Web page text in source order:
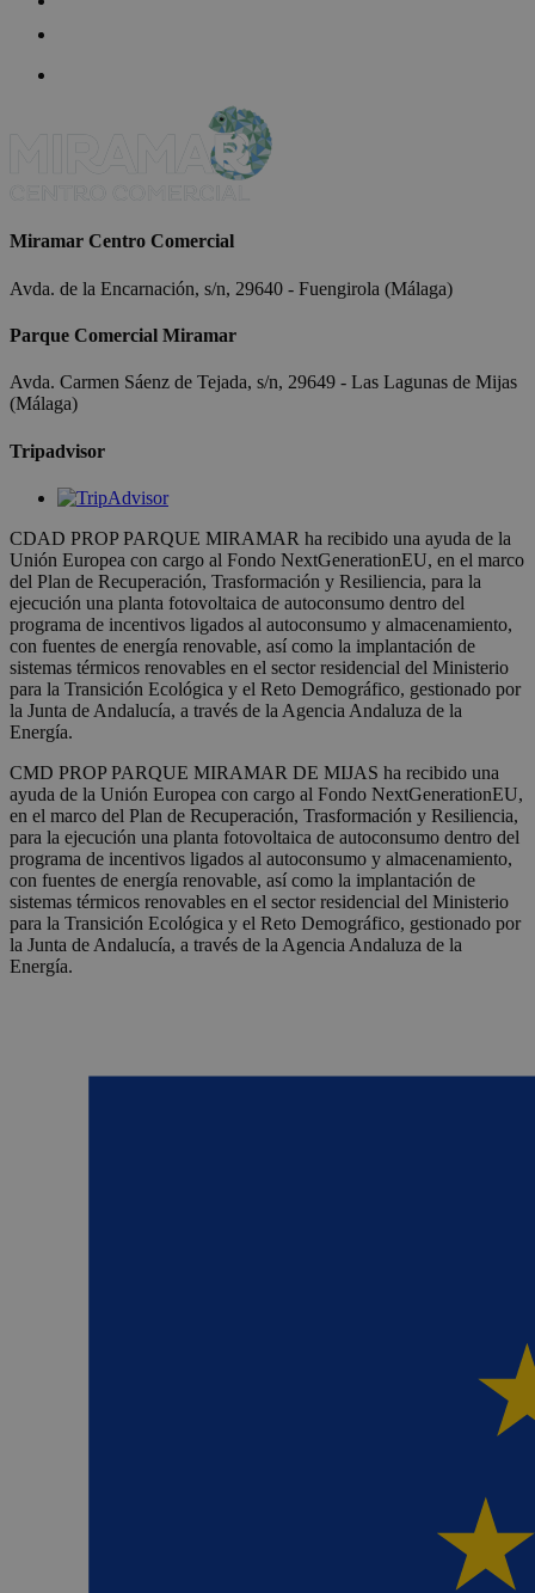
Miramar Centro Comercial
Avda. de la Encarnación, s/n, 29640 - Fuengirola (Málaga)
Parque Comercial Miramar
Avda. Carmen Sáenz de Tejada, s/n, 29649 - Las Lagunas de Mijas
(Málaga)
Tripadvisor
CDAD PROP PARQUE MIRAMAR ha recibido una ayuda de la
Unión Europea con cargo al Fondo NextGenerationEU, en el marco
del Plan de Recuperación, Trasformación y Resiliencia, para la
ejecución una planta fotovoltaica de autoconsumo dentro del
programa de incentivos ligados al autoconsumo y almacenamiento,
con fuentes de energía renovable, así como la implantación de
sistemas térmicos renovables en el sector residencial del Ministerio
para la Transición Ecológica y el Reto Demográfico, gestionado por
la Junta de Andalucía, a través de la Agencia Andaluza de la
Energía.
CMD PROP PARQUE MIRAMAR DE MIJAS ha recibido una
ayuda de la Unión Europea con cargo al Fondo NextGenerationEU,
en el marco del Plan de Recuperación, Trasformación y Resiliencia,
para la ejecución una planta fotovoltaica de autoconsumo dentro del
programa de incentivos ligados al autoconsumo y almacenamiento,
con fuentes de energía renovable, así como la implantación de
sistemas térmicos renovables en el sector residencial del Ministerio
para la Transición Ecológica y el Reto Demográfico, gestionado por
la Junta de Andalucía, a través de la Agencia Andaluza de la
Energía.